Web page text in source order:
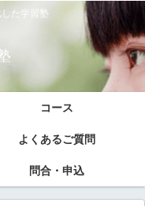
た学習塾
コース
よくあるご質問
問合・申込